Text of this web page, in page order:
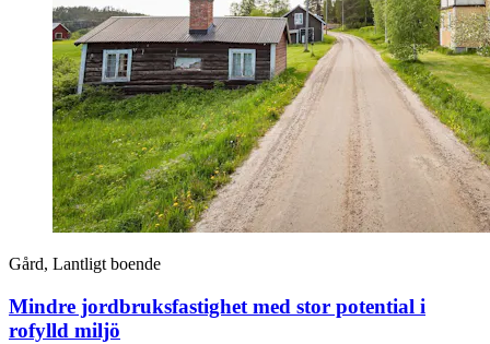
Gård, Lantligt boende
Mindre jordbruksfastighet med stor potential i
rofylld miljö